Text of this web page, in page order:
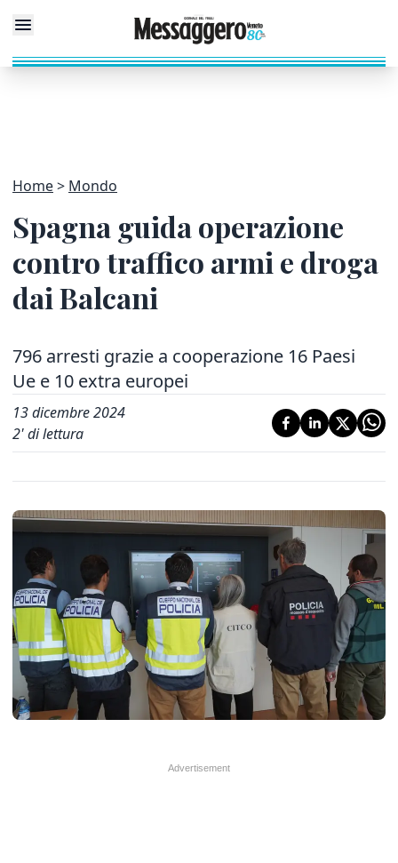
Home Mondo
Spagna guida operazione
contro traffico armi e droga
dai Balcani
796 arresti grazie a cooperazione 16 Paesi
Ue e 10 extra europei
13 dicembre 2024
2' di lettura